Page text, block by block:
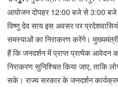
आयोजन दोपहर 12:00 बजे से 3:00 बजे
विष्णु देव साय इस अवसर पर
समस्याओं का निराकरण करेंगे। मुख्यमंत्री
हैं कि जनदर्शन में प्राप्त प्रत्येक आवेदन
निराकरण सुनिश्चित किया जाए, ताकि
सके। राज्य सरकार के जनदर्शन